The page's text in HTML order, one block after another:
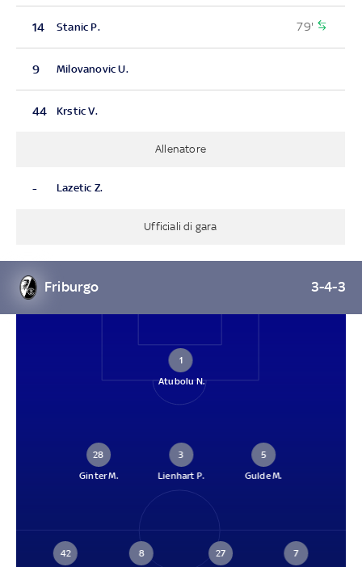
14 Stanic P. 79'
9 Milovanovic U.
44 Krstic V.
Allenatore
- Lazetic Z.
Ufficiali di gara
Friburgo 3-4-3
1
Atubolu N.
28
Ginter M.
3
Lienhart P.
5
Gulde M.
42
8
27
7